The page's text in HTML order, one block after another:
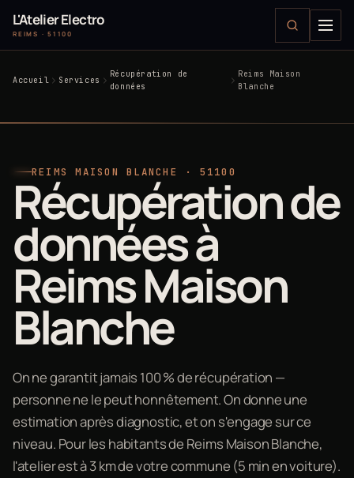
L'Atelier Electro
REIMS · 51100
Accueil Services
Récupération de
données
Reims Maison
Blanche
REIMS MAISON BLANCHE · 51100
Récupération de
données à
Reims Maison
Blanche
On ne garantit jamais 100 % de récupération —
personne ne le peut honnêtement. On donne une
estimation après diagnostic, et on s'engage sur ce
niveau. Pour les habitants de Reims Maison Blanche,
l'atelier est à 3 km de votre commune (5 min en voiture).